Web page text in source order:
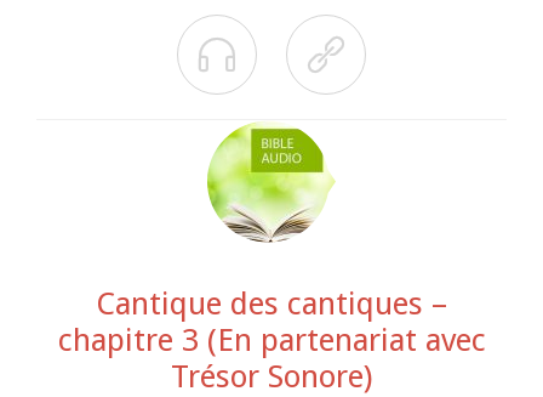
 
Cantique des cantiques –
chapitre 3 (En partenariat avec
Trésor Sonore)